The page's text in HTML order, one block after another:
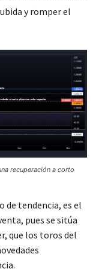
y romper el
recuperación a corto
de tendencia, es el
pues se sitúa
que los toros del